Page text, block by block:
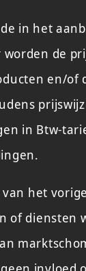
in het
de
en/of
in Btw-
het
of diensten